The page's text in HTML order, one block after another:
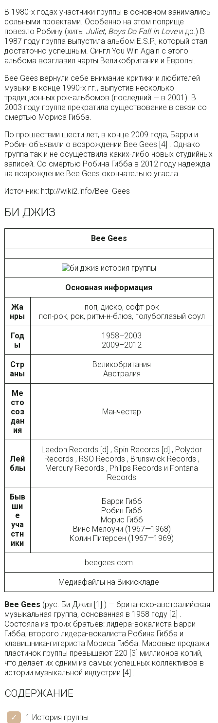
В 1980-х годах участники группы в основном занимались
сольными проектами. Особенно на этом поприще
повезло Робину (хиты Juliet, Boys Do Fall In Loveи др.) В
1987 году группа выпустила альбом E.S.P., который стал
достаточно успешным. Сингл You Win Again с этого
альбома возглавил чарты Великобритании и Европы.
Bee Gees вернули себе внимание критики и любителей
музыки в конце 1990-х гг., выпустив несколько
традиционных рок-альбомов (последний — в 2001). В
2003 году группа прекратила существование в связи со
смертью Мориса Гибба.
По прошествии шести лет, в конце 2009 года, Барри и
Робин объявили о возрождении Bee Gees [4] . Однако
группа так и не осуществила каких-либо новых студийных
записей. Со смертью Робина Гибба в 2012 году надежда
на возрождение Bee Gees окончательно угасла.
Источник: http://wiki2.info/Bee_Gees
БИ ДЖИЗ
Bee Gees
Основная информация
Жа
нры
поп, диско, софт-рок
поп-рок, рок, ритм-н-блюз, голубоглазый соул
Год
ы
1958–2003
2009–2012
Стр
аны
Великобритания
Австралия
Ме
сто
соз
дан
ия
Манчестер
Лей
блы
Leedon Records [d] , Spin Records [d] , Polydor
Records , RSO Records , Brunswick Records ,
Mercury Records , Philips Records и Fontana
Records
Быв
ши
е
уча
стн
ики
Барри Гибб
Робин Гибб
Морис Гибб
Винс Мелоуни (1967—1968)
Колин Питерсен (1967—1969)
beegees.com
Медиафайлы на Викискладе
Bee Gees (рус. Би Джиз [1] ) — британско-австралийская
музыкальная группа, основанная в 1958 году [2] .
Состояла из троих братьев: лидера-вокалиста Барри
Гибба, второго лидера-вокалиста Робина Гибба и
клавишника-гитариста Мориса Гибба. Мировые продажи
пластинок группы превышают 220 [3] миллионов копий,
что делает их одним из самых успешных коллективов в
истории музыкальной индустрии [4] .
СОДЕРЖАНИЕ
1 История группы